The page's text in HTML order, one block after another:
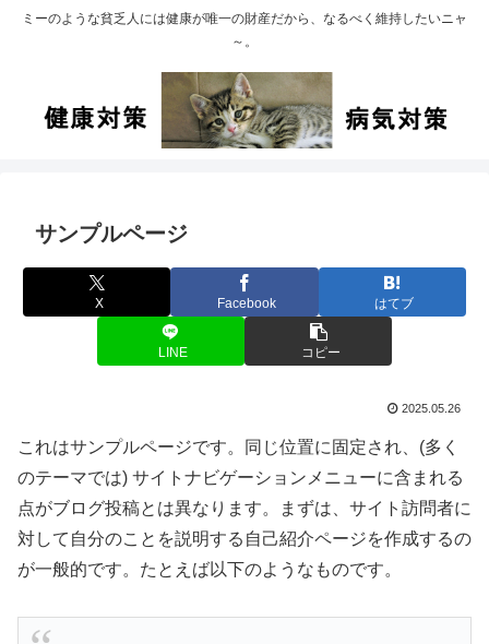
ミーのような貧乏人には健康が唯一の財産だから、なるべく維持したいニャ
～。
サンプルページ
X Facebook はてブ
LINE コピー
2025.05.26
これはサンプルページです。同じ位置に固定され、(多く
のテーマでは) サイトナビゲーションメニューに含まれる
点がブログ投稿とは異なります。まずは、サイト訪問者に
対して自分のことを説明する自己紹介ページを作成するの
が一般的です。たとえば以下のようなものです。